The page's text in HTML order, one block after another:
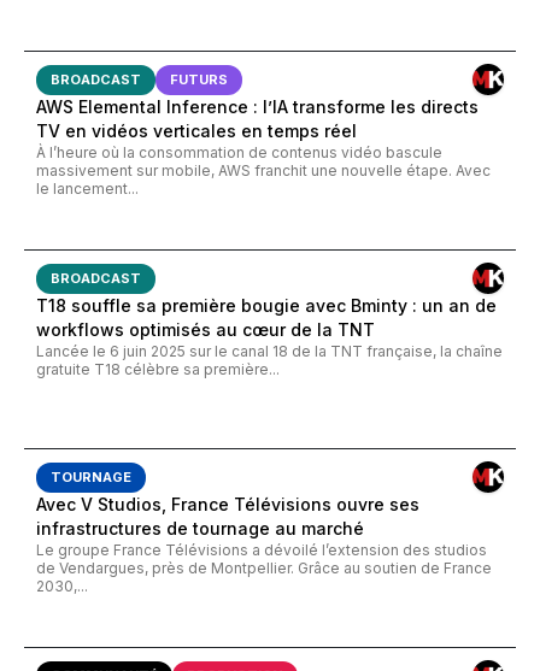
BROADCAST FUTURS
AWS Elemental Inference : l’IA transforme les directs
TV en vidéos verticales en temps réel
À l’heure où la consommation de contenus vidéo bascule
massivement sur mobile, AWS franchit une nouvelle étape. Avec
le lancement...
BROADCAST
T18 souffle sa première bougie avec Bminty : un an de
workflows optimisés au cœur de la TNT
Lancée le 6 juin 2025 sur le canal 18 de la TNT française, la chaîne
gratuite T18 célèbre sa première...
TOURNAGE
Avec V Studios, France Télévisions ouvre ses
infrastructures de tournage au marché
Le groupe France Télévisions a dévoilé l’extension des studios
de Vendargues, près de Montpellier. Grâce au soutien de France
2030,...